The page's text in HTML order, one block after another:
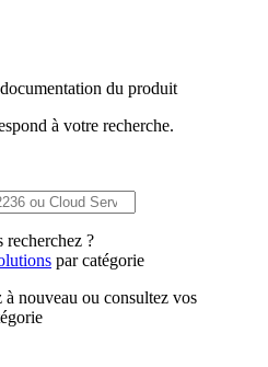
du produit
à votre recherche.
recherchez ?
par catégorie
nouveau ou consultez vos